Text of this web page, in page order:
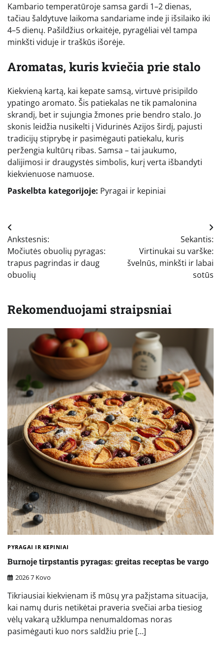
Kambario temperatūroje samsa gardi 1–2 dienas,
tačiau šaldytuve laikoma sandariame inde ji išsilaiko iki
4–5 dienų. Pašildžius orkaitėje, pyragėliai vėl tampa
minkšti viduje ir traškūs išorėje.
Aromatas, kuris kviečia prie stalo
Kiekvieną kartą, kai kepate samsą, virtuvė prisipildo
ypatingo aromato. Šis patiekalas ne tik pamalonina
skrandį, bet ir sujungia žmones prie bendro stalo. Jo
skonis leidžia nusikelti į Vidurinės Azijos širdį, pajusti
tradicijų stiprybę ir pasimėgauti patiekalu, kuris
peržengia kultūrų ribas. Samsa – tai jaukumo,
dalijimosi ir draugystės simbolis, kurį verta išbandyti
kiekvienuose namuose.
Paskelbta kategorijoje: Pyragai ir kepiniai
Navigacija
tarp
įrašų
Ankstesnis:
Močiutės obuolių pyragas:
trapus pagrindas ir daug
obuolių
Sekantis:
Virtinukai su varške:
švelnūs, minkšti ir labai
sotūs
Rekomenduojami straipsniai
PYRAGAI IR KEPINIAI
Burnoje tirpstantis pyragas: greitas receptas be vargo
2026 7 Kovo
Tikriausiai kiekvienam iš mūsų yra pažįstama situacija,
kai namų duris netikėtai praveria svečiai arba tiesiog
vėlų vakarą užklumpa nenumaldomas noras
pasimėgauti kuo nors saldžiu prie […]